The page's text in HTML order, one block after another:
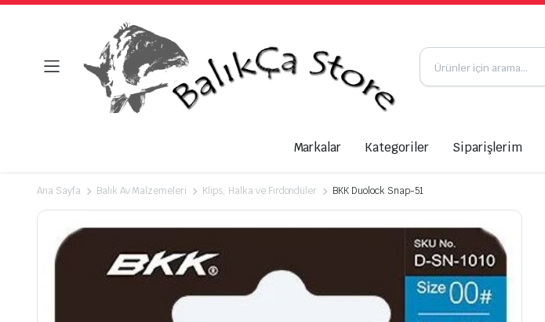
Markalar Kategoriler Siparişlerim
Ana Sayfa Balık Av Malzemeleri Klips, Halka ve Fırdöndüler BKK Duolock Snap-51